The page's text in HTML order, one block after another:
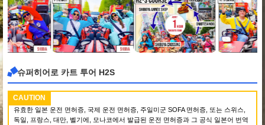
슈퍼히어로 카트 투어 H2S
CAUTION
유효한 일본 운전 면허증, 국제 운전 면허증, 주일미군 SOFA 면허증, 또는 스위스,
독일, 프랑스, 대만, 벨기에, 모나코에서 발급된 운전 면허증과 그 공식 일본어 번역